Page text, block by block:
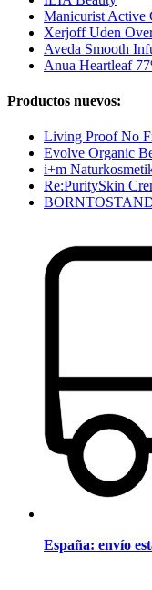
Manicurist Active
Xerjoff Uden
Aveda Smooth
Anua Heartleaf
Productos nuevos:
Living Proof No
Evolve Organic
i+m
Re:PuritySkin
España: envío